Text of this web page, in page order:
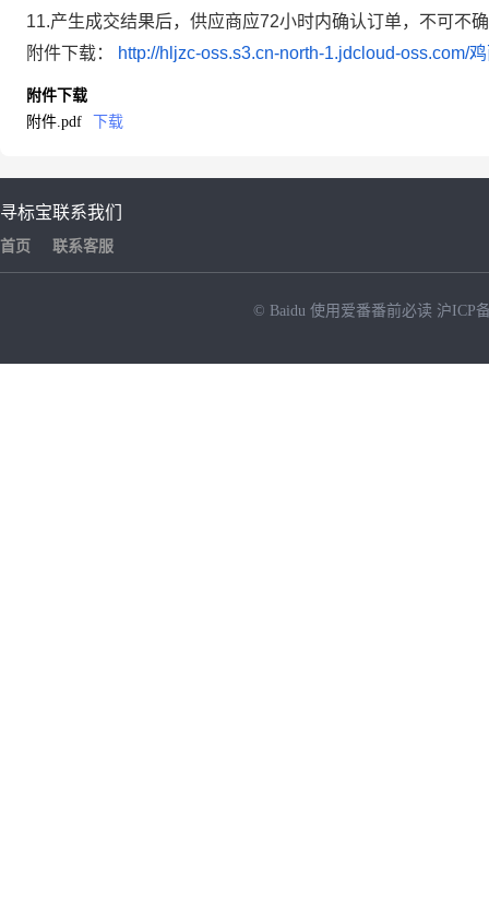
11.产生成交结果后，供应商应72小时内确认订单，不可不
附件下载：
http://hljzc-oss.s3.cn-north-1.jdcloud-oss.com/
附件下载
附件.pdf
下载
寻标宝
首页
联系我们
联系客服
© Baidu 使用爱番番前必读 沪ICP